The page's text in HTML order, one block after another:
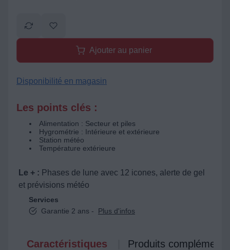
Ajouter au panier
Disponibilité en magasin
Les points clés :
Alimentation : Secteur et piles
Hygrométrie : Intérieure et extérieure
Station météo
Température extérieure
Le + : Phases de lune avec 12 icones, alerte de gel
et prévisions météo
Services
Garantie 2 ans -
Plus d'infos
Caractéristiques Produits